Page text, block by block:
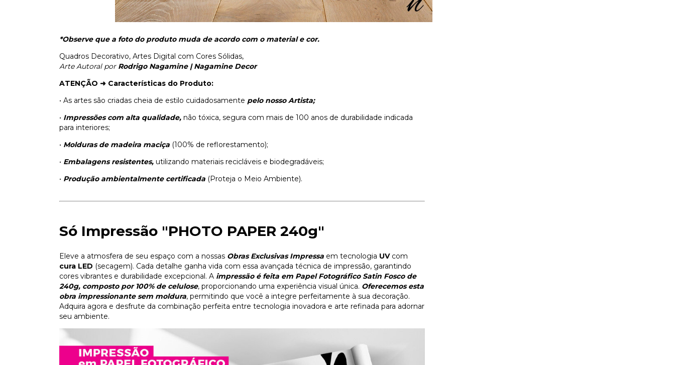
*Observe que a foto do produto muda de acordo com o material e cor.
Quadros Decorativo, Artes Digital com Cores Sólidas,
Arte Autoral porRodrigo Nagamine | Nagamine Decor
ATENÇÃO ➜ Características do Produto:
• As artes são criadas cheia de estilo cuidadosamente pelo nosso Artista;
• Impressões com alta qualidade, não tóxica, segura com mais de 100 anos de durabilidade indicada
para interiores;
• Molduras de madeira maciça (100% de reflorestamento);
• Embalagens resistentes, utilizando materiais recicláveis e biodegradáveis;
• Produção ambientalmente certificada (Proteja o Meio Ambiente).
Só Impressão "PHOTO PAPER 240g"
Eleve a atmosfera de seu espaço com a nossas Obras Exclusivas Impressa em tecnologia UVcom
cura LED (secagem). Cada detalhe ganha vida com essa avançada técnica de impressão, garantindo
cores vibrantes e durabilidade excepcional. A impressão é feita em Papel Fotográfico Satin Fosco de
240g, composto por 100% de celulose, proporcionando uma experiência visual única. Oferecemos esta
obra impressionante sem moldura, permitindo que você a integre perfeitamente à sua decoração.
Adquira agora e desfrute da combinação perfeita entre tecnologia inovadora e arte refinada para adornar
seu ambiente.